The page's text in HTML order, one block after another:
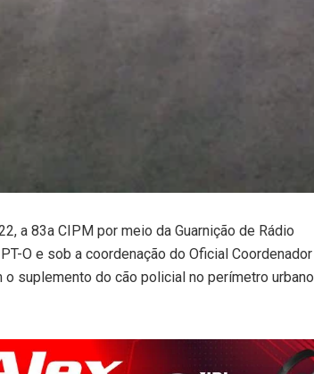
a 83a CIPM por meio da Guarnição de Rádio
O e sob a coordenação do Oficial Coordenador
suplemento do cão policial no perímetro urbano